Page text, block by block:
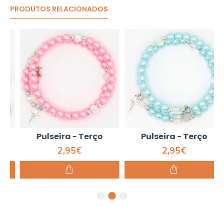
PRODUTOS RELACIONADOS
Pulseira - Terço
2,95€
Pulseira - Terço
2,95€